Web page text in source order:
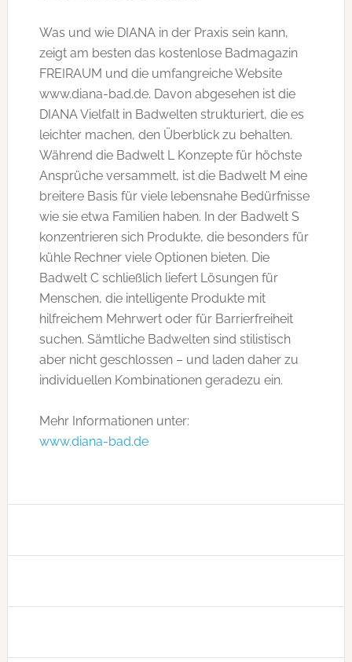
Was und wie DIANA in der Praxis sein kann,
zeigt am besten das kostenlose Badmagazin
FREIRAUM und die umfangreiche Website
www.diana-bad.de. Davon abgesehen ist die
DIANA Vielfalt in Badwelten strukturiert, die es
leichter machen, den Überblick zu behalten.
Während die Badwelt L Konzepte für höchste
Ansprüche versammelt, ist die Badwelt M eine
breitere Basis für viele lebensnahe Bedürfnisse
wie sie etwa Familien haben. In der Badwelt S
konzentrieren sich Produkte, die besonders für
kühle Rechner viele Optionen bieten. Die
Badwelt C schließlich liefert Lösungen für
Menschen, die intelligente Produkte mit
hilfreichem Mehrwert oder für Barrierfreiheit
suchen. Sämtliche Badwelten sind stilistisch
aber nicht geschlossen – und laden daher zu
individuellen Kombinationen geradezu ein.
Mehr Informationen unter:
www.diana-bad.de